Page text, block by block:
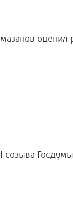
созыва Госдумы